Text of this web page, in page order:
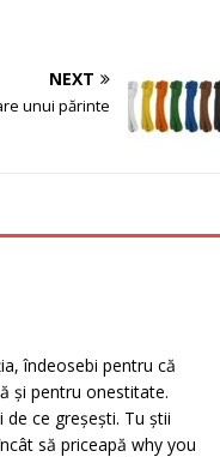
NEXT
unui părinte
îndeosebi pentru că
și pentru onestitate.
ce greșești. Tu știi
să priceapă why you